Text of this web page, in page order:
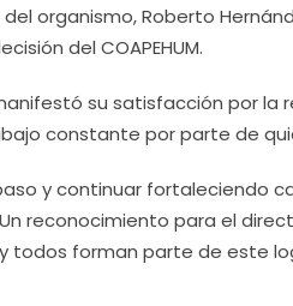
organismo, Roberto
del COAPEHUM.
su satisfacción por la
constante por parte de
y continuar fortaleciendo
reconocimiento para el
todos forman parte de este